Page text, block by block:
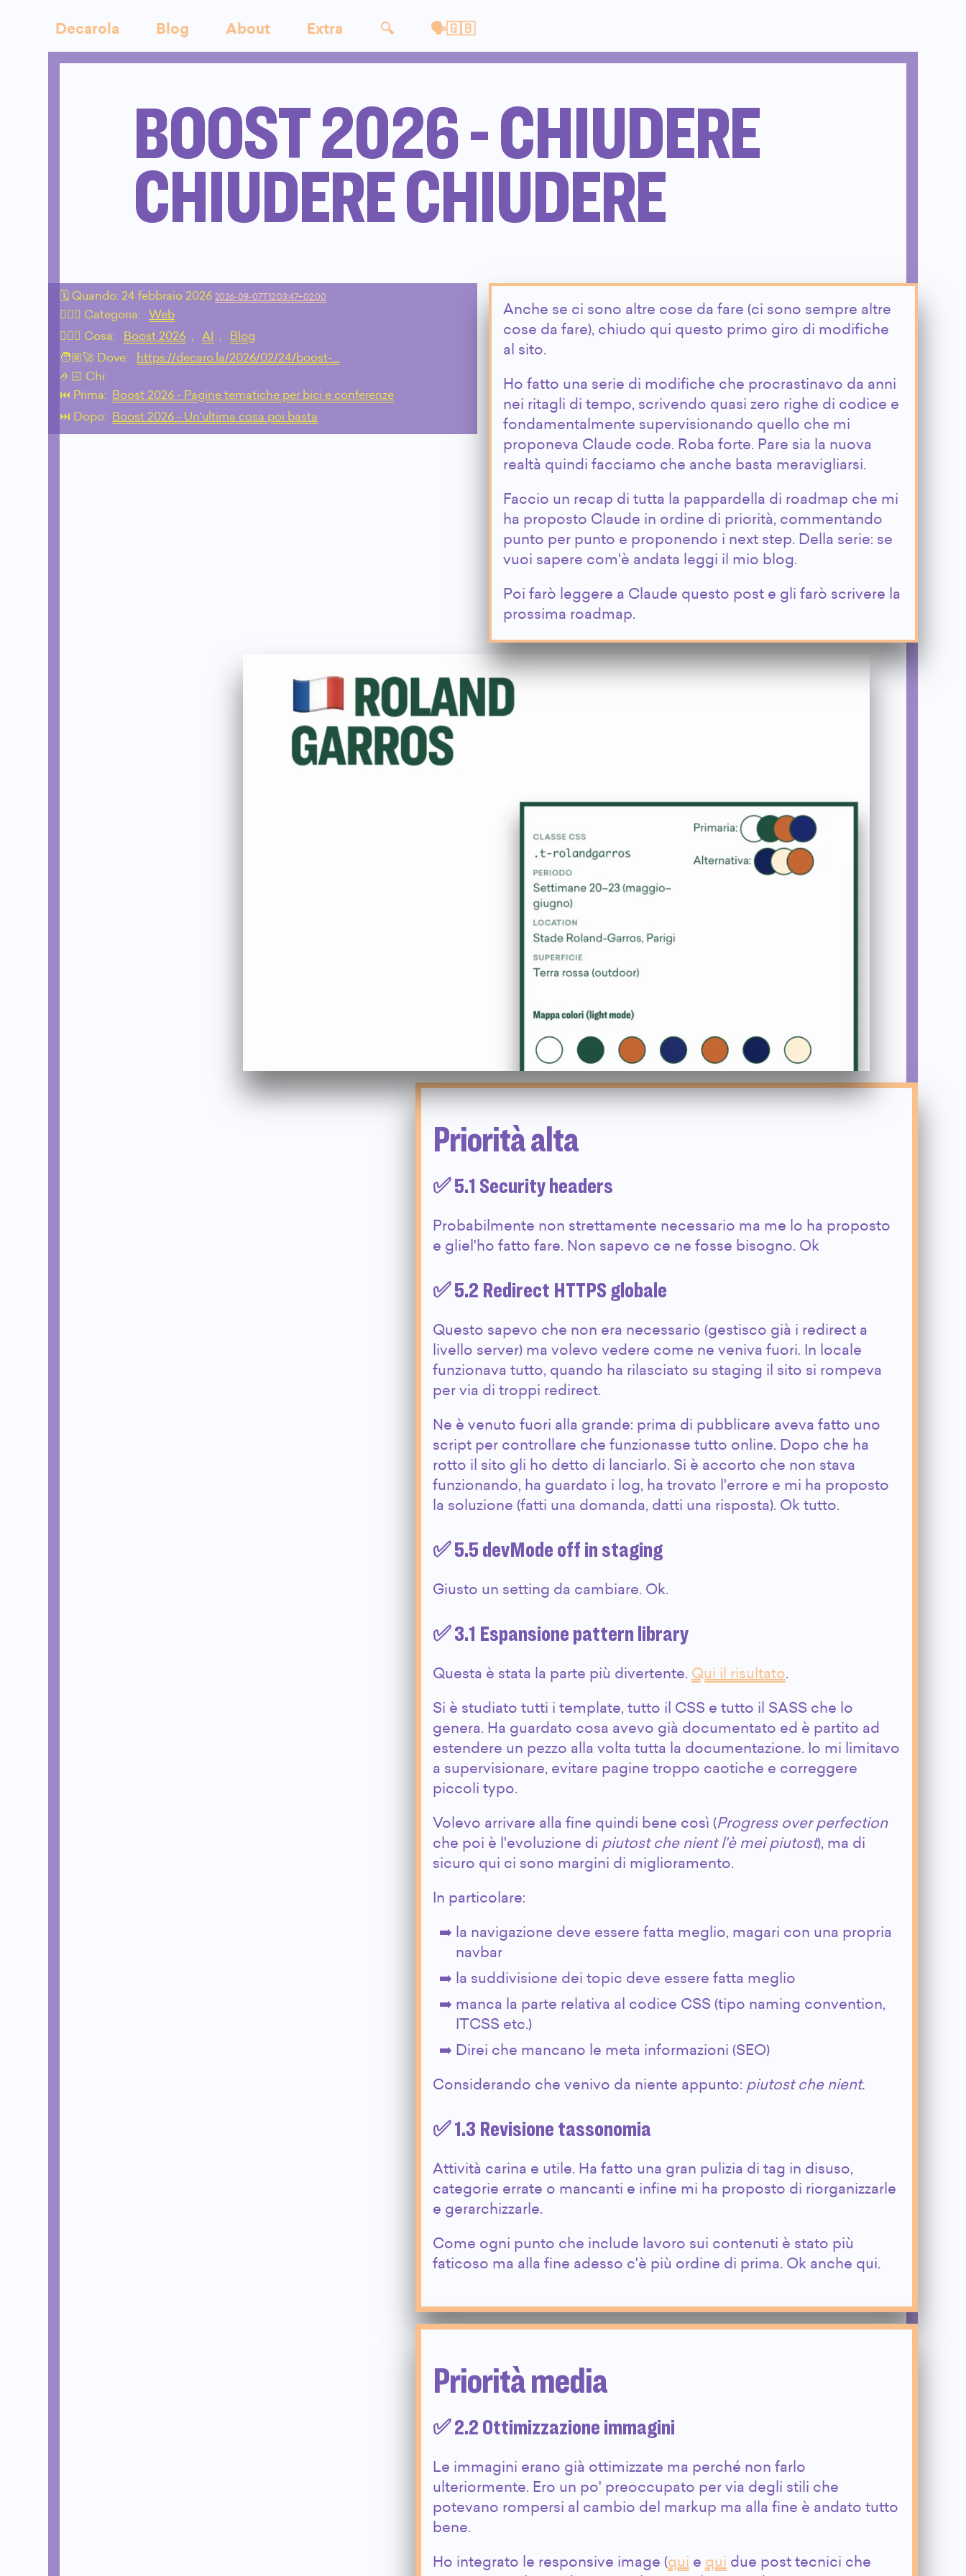
Decarola Blog About Extra 🔍 🗣🇬🇧
BOOST 2026 - CHIUDERE
CHIUDERE CHIUDERE
🗓 Quando: 24 febbraio 2026 2026-08-07T12:03:47+02:00
🙇🏻‍♂️ Categoria:
Web
💁🏼‍♂️ Cosa:
Boost 2026 , AI ,
Blog
🧑🏼‍🚀 Dove:
https://decaro.la/2026/02/24/boost-…
🤌🏻 Chi:
⏮️ Prima:
Boost 2026 - Pagine tematiche per bici e conferenze
⏭️ Dopo:
Boost 2026 - Un'ultima cosa poi basta
Anche se ci sono altre cose da fare (ci sono sempre altre
cose da fare), chiudo qui questo primo giro di modifiche
al sito.
Ho fatto una serie di modifiche che procrastinavo da anni
nei ritagli di tempo, scrivendo quasi zero righe di codice e
fondamentalmente supervisionando quello che mi
proponeva Claude code. Roba forte. Pare sia la nuova
realtà quindi facciamo che anche basta meravigliarsi.
Faccio un recap di tutta la pappardella di roadmap che mi
ha proposto Claude in ordine di priorità, commentando
punto per punto e proponendo i next step. Della serie: se
vuoi sapere com'è andata leggi il mio blog.
Poi farò leggere a Claude questo post e gli farò scrivere la
prossima roadmap.
Priorità alta
✅ 5.1 Security headers
Probabilmente non strettamente necessario ma me lo ha proposto
e gliel'ho fatto fare. Non sapevo ce ne fosse bisogno. Ok
✅ 5.2 Redirect HTTPS globale
Questo sapevo che non era necessario (gestisco già i redirect a
livello server) ma volevo vedere come ne veniva fuori. In locale
funzionava tutto, quando ha rilasciato su staging il sito si rompeva
per via di troppi redirect.
Ne è venuto fuori alla grande: prima di pubblicare aveva fatto uno
script per controllare che funzionasse tutto online. Dopo che ha
rotto il sito gli ho detto di lanciarlo. Si è accorto che non stava
funzionando, ha guardato i log, ha trovato l'errore e mi ha proposto
la soluzione (fatti una domanda, datti una risposta). Ok tutto.
✅ 5.5 devMode off in staging
Giusto un setting da cambiare. Ok.
✅ 3.1 Espansione pattern library
Questa è stata la parte più divertente. Qui il risultato.
Si è studiato tutti i template, tutto il CSS e tutto il SASS che lo
genera. Ha guardato cosa avevo già documentato ed è partito ad
estendere un pezzo alla volta tutta la documentazione. Io mi limitavo
a supervisionare, evitare pagine troppo caotiche e correggere
piccoli typo.
Volevo arrivare alla fine quindi bene così (Progress over perfection
che poi è l'evoluzione di piutost che nient l'è mei piutost), ma di
sicuro qui ci sono margini di miglioramento.
In particolare:
la navigazione deve essere fatta meglio, magari con una propria
navbar
la suddivisione dei topic deve essere fatta meglio
manca la parte relativa al codice CSS (tipo naming convention,
ITCSS etc.)
Direi che mancano le meta informazioni (SEO)
Considerando che venivo da niente appunto: piutost che nient.
✅ 1.3 Revisione tassonomia
Attività carina e utile. Ha fatto una gran pulizia di tag in disuso,
categorie errate o mancanti e infine mi ha proposto di riorganizzarle
e gerarchizzarle.
Come ogni punto che include lavoro sui contenuti è stato più
faticoso ma alla fine adesso c'è più ordine di prima. Ok anche qui.
Priorità media
✅ 2.2 Ottimizzazione immagini
Le immagini erano già ottimizzate ma perché non farlo
ulteriormente. Ero un po' preoccupato per via degli stili che
potevano rompersi al cambio del markup ma alla fine è andato tutto
bene.
Ho integrato le responsive image (qui e qui due post tecnici che